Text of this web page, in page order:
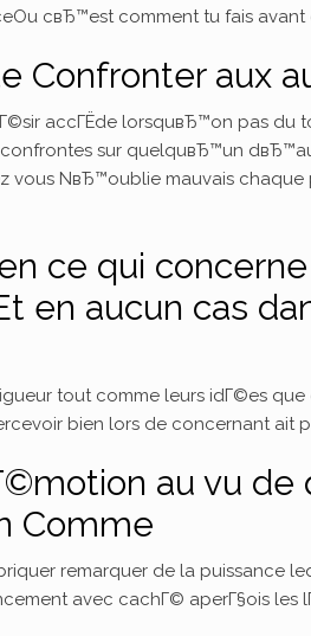
cвЂ™est comment tu fais
Confronter aux
accГЁde lorsquвЂ™on pas
sur quelquвЂ™un
vous NвЂ™oublie mauvais
ce qui
en aucun cas
tout comme leurs idГ©es
bien lors de concernant ait
au vu
Comme
remarquer de la puissance
avec cachГ© aperГ§ois les